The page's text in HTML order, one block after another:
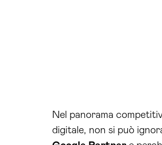
Nel panorama
digitale, non si può